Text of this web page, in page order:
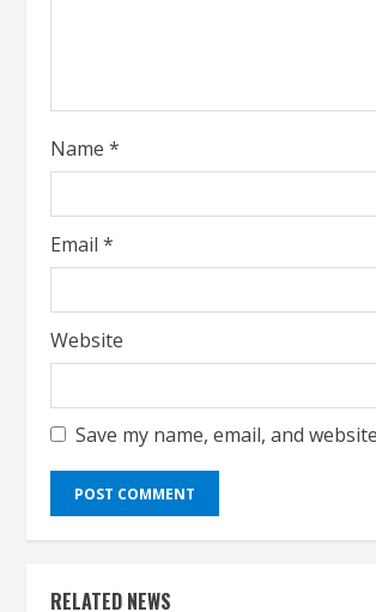
Name *
Email *
Website
Save my name, email, and
RELATED NEWS